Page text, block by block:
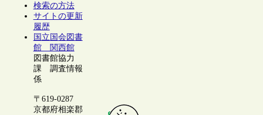
検索の方法
サイトの更新
履歴
国立国会図書
館 関西館
図書館協力
課 調査情報
係
〒619-0287
京都府相楽郡